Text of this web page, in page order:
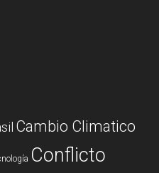
Cambio Climatico
Conflicto